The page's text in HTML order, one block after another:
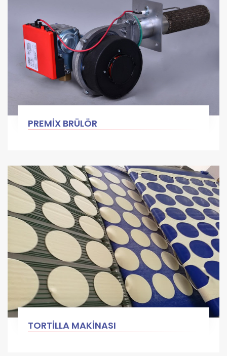
PREMİX BRÜLÖR
TORTİLLA MAKİNASI